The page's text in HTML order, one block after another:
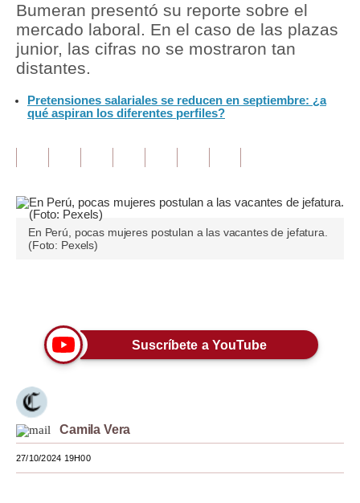
Finanzas Personales
Inmobiliarias
Plus G
Blogs
Tendencias
Moda
Mundo
Bumeran presentó su reporte sobre el
mercado laboral. En el caso de las plazas
junior, las cifras no se mostraron tan
distantes.
Pretensiones salariales se reducen en septiembre: ¿a
qué aspiran los diferentes perfiles?
En Perú, pocas mujeres postulan a las vacantes de jefatura.
(Foto: Pexels)
Suscríbete a YouTube
Camila Vera
27/10/2024 19H00